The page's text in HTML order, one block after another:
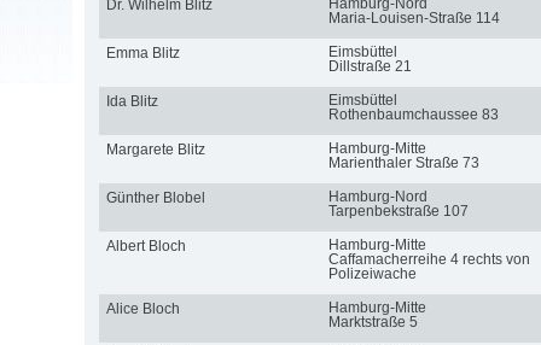
Dr. Wilhelm Blitz
Maria-Louisen-Straße 114
Emma Blitz
Eimsbüttel
Dillstraße 21
Ida Blitz
Eimsbüttel
Rothenbaumchaussee 83
Margarete Blitz
Hamburg-Mitte
Marienthaler Straße 73
Günther Blobel
Hamburg-Nord
Tarpenbekstraße 107
Albert Bloch
Hamburg-Mitte
Caffamacherreihe 4 rechts von
Polizeiwache
Alice Bloch
Hamburg-Mitte
Marktstraße 5